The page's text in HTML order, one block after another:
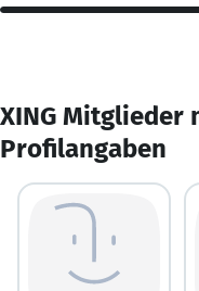
XING Mitglieder
Profilangaben